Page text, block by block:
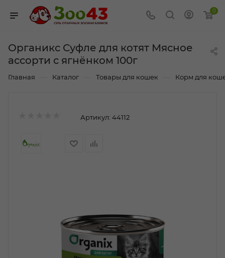
0
Органикс Суфле для котят Мясное
ассорти с ягнёнком 100г
Главная Каталог Товары для кошек Корм для
Артикул: 44112